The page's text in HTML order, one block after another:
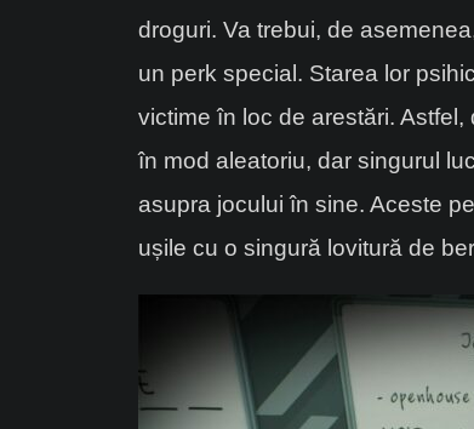
droguri. Va trebui, de
un perk special. Starea lor
victime în loc de arestări.
în mod aleatoriu, dar singurul
asupra jocului în sine. Aceste
ușile cu o singură lovitură de